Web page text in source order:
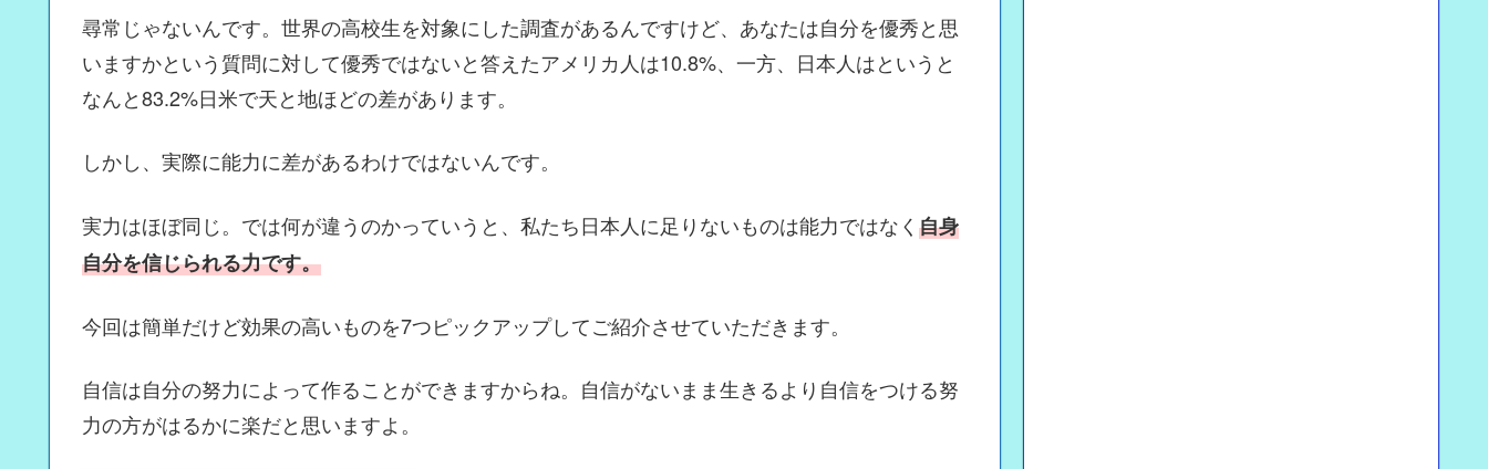
尋常じゃないんです。世界の高校生を対象にした調査があるんですけど、あなたは自分を優秀と思
いますかという質問に対して優秀ではないと答えたアメリカ人は10.8%、一方、日本人はというと
なんと83.2%日米で天と地ほどの差があります。
しかし、実際に能力に差があるわけではないんです。
実力はほぼ同じ。では何が違うのかっていうと、私たち日本人に足りないものは能力ではなく 自身
自分を信じられる力です。
今回は簡単だけど効果の高いものを7つピックアップしてご紹介させていただきます。
自信は自分の努力によって作ることができますからね。自信がないまま生きるより自信をつける努
力の方がはるかに楽だと思いますよ。